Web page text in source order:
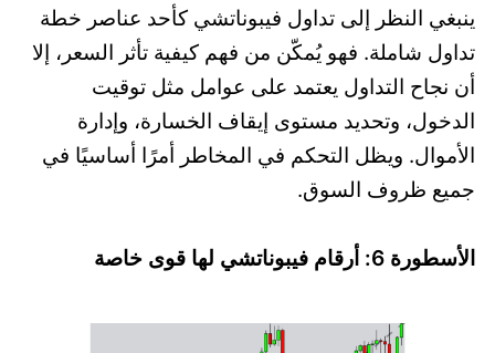
ينبغي النظر إلى تداول فيبوناتشي كأحد عناصر خطة
تداول شاملة. فهو يُمكّن من فهم كيفية تأثر السعر، إلا
أن نجاح التداول يعتمد على عوامل مثل توقيت
الدخول، وتحديد مستوى إيقاف الخسارة، وإدارة
الأموال. ويظل التحكم في المخاطر أمرًا أساسيًا في
جميع ظروف السوق.
الأسطورة 6: أرقام فيبوناتشي لها قوى خاصة